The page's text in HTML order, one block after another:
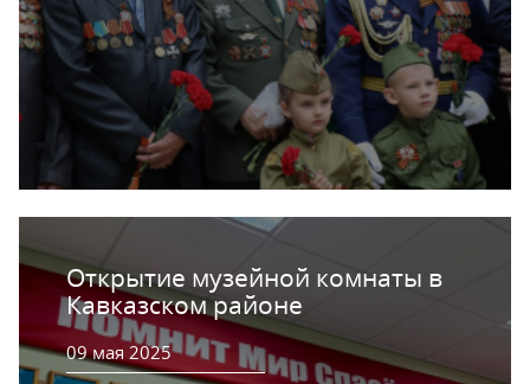
Открытие музейной комнаты в
Кавказском районе
09 мая 2025